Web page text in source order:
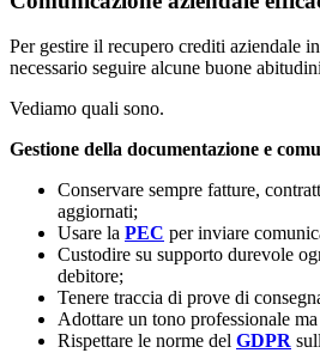
Per gestire il recupero crediti aziendale
necessario seguire alcune buone
Vediamo quali sono.
Gestione della documentazione e
Conservare sempre fatture,
aggiornati;
Usare la PEC per inviare
Custodire su supporto durevole
debitore;
Tenere traccia di prove di
Adottare un tono professionale
Rispettare le norme del GDPR